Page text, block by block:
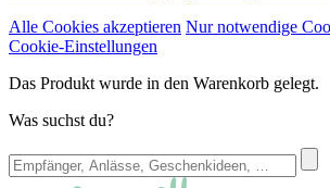
Alle Cookies akzeptieren Nur notwendige
Cookie-Einstellungen
Das Produkt wurde in den Warenkorb gelegt.
Was suchst du?